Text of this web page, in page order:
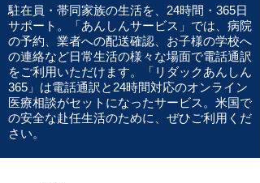
駐在員・帯同家族の生活を、24時間・365日
サポート。「あんしんサービス」では、病院
の予約、業者への配送確認、お子様の学校へ
の連絡など日常生活の様々な場面で電話通訳
をご利用いただけます。「リダックあんしん
365」は電話通訳と24時間対応のオンライン
医療相談がセットになったサービス。米国で
の安全な赴任生活のために、ぜひご利用くだ
さい。